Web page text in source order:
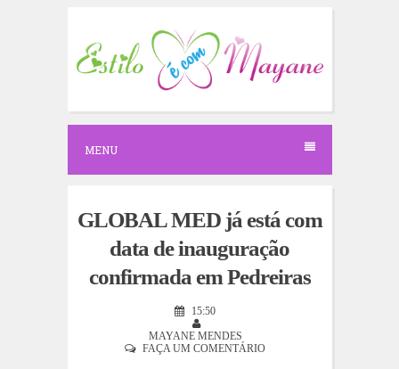
c
o
e
MENU
GLOBAL MED já está com
data de inauguração
confirmada em Pedreiras
15:50
MAYANE MENDES
FAÇA UM COMENTÁRIO